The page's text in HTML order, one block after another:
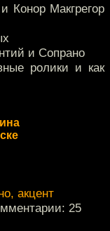
Конор Макгрегор
и Сопрано
ролики и как
акцент
25